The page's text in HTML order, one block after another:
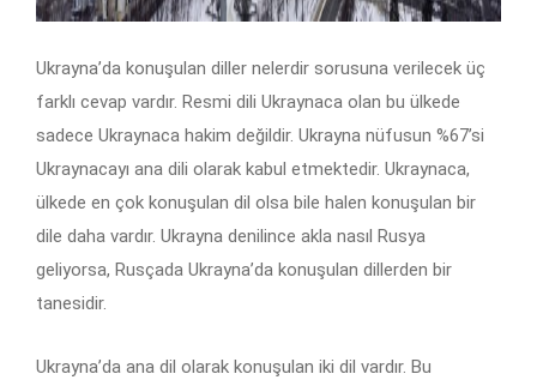
Ukrayna’da konuşulan diller nelerdir sorusuna verilecek üç
farklı cevap vardır. Resmi dili Ukraynaca olan bu ülkede
sadece Ukraynaca hakim değildir. Ukrayna nüfusun %67’si
Ukraynacayı ana dili olarak kabul etmektedir. Ukraynaca,
ülkede en çok konuşulan dil olsa bile halen konuşulan bir
dile daha vardır. Ukrayna denilince akla nasıl Rusya
geliyorsa, Rusçada Ukrayna’da konuşulan dillerden bir
tanesidir.
Ukrayna’da ana dil olarak konuşulan iki dil vardır. Bu